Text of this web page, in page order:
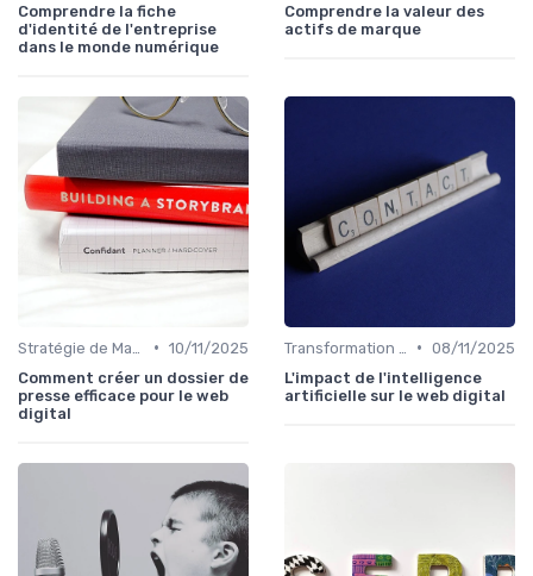
Comprendre la fiche
d'identité de l'entreprise
dans le monde numérique
Comprendre la valeur des
actifs de marque
• 10/11/2025
Comment créer un dossier de
presse efficace pour le web
digital
• 08/11/2025
L'impact de l'intelligence
artificielle sur le web digital